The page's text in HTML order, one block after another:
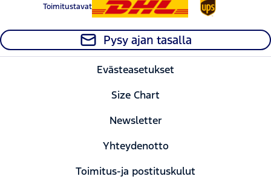
Toimitustavat
Pysy ajan tasalla
Evästeasetukset
Size Chart
Newsletter
Yhteydenotto
Toimitus-ja postituskulut